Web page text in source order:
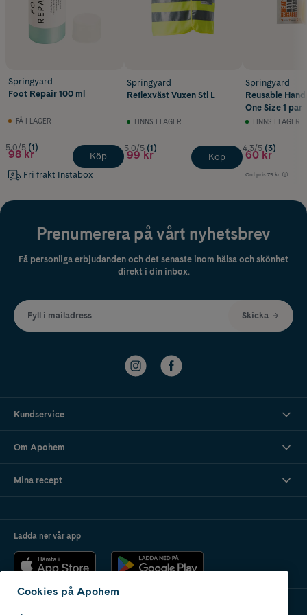
Springyard
Foot Repair 100 ml
FÅ I LAGER
5.0/5 (1)
98 kr
Fri frakt Instabox
Köp
Springyard
Reflexväst Vuxen Stl L
FINNS I LAGER
5.0/5 (1)
99 kr Köp
Springyard
Reusable
One Size 1 par
FINNS I LAGER
4.3/5 (3)
60 kr
Ord.pris 79 kr
Prenumerera på vårt nyhetsbrev
Få personliga erbjudanden och det senaste inom hälsa och skönhet
direkt i din inbox.
Fyll i mailadress Skicka
Kundservice
Om Apohem
Mina recept
Ladda ner vår app
Cookies på Apohem